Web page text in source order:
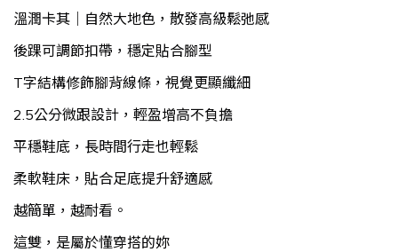
溫潤卡其｜自然大地色，散發高級鬆弛感
後踝可調節扣帶，穩定貼合腳型
T字結構修飾腳背線條，視覺更顯纖細
2.5公分微跟設計，輕盈增高不負擔
平穩鞋底，長時間行走也輕鬆
柔軟鞋床，貼合足底提升舒適感
越簡單，越耐看。
這雙，是屬於懂穿搭的妳